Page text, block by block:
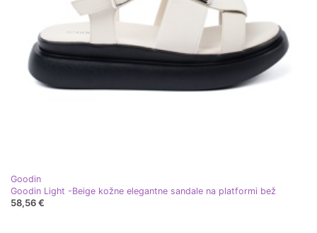
Goodin
Goodin Light -Beige kožne elegantne sandale na platformi bež
58,56 €